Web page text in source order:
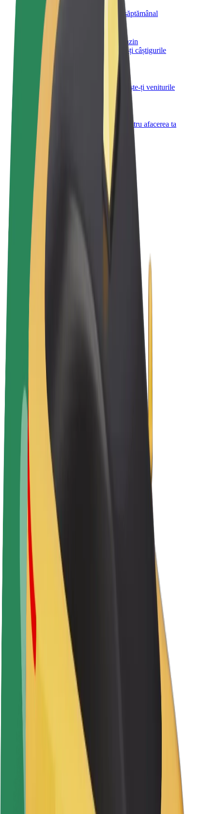
Devino curier
Livrează mâncare și câștigă bani săptămânal
Adaugă un restaurant sau un magazin
Obține mai mulți clienți și mărește-ți câștigurile
Înscrie-te ca administrator de flotă
Înregistrează-ți flota la Bolt și mărește-ți veniturile
Bolt for Business
Produse și servicii Bolt adaptate pentru afacerea ta
Termeni și Condiții
Confidențialitate
Cookie-uri
© 2026 Bolt Technology OÜ
Produse
Bolt Food
Bolt for Business
Biciclete electrice
Bolt Plus
Câștigă cu Bolt
Șoferi
Câștiguri șofer partener
Curieri
Câștiguri curier
Comercianți Bolt Food
Flote
Francize
Companie
Cariere
Despre Bolt
Sustenabilitatea la Bolt
Proiectul Zero
Centrul de presă
Manual de brand
Relații cu investitorii
Siguranță pentru pasageri